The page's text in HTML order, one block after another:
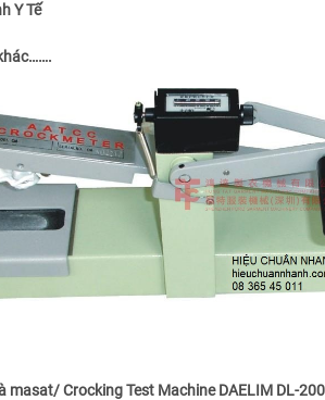
Y Tế
masat/ Crocking Test Machine DAELIM DL-